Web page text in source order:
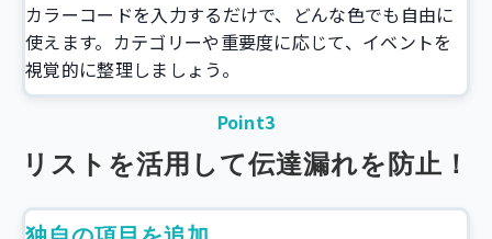
カラーコードを入力するだけで、どんな色でも自由に
使えます。カテゴリーや重要度に応じて、イベントを
視覚的に整理しましょう。
Point3
リストを活用して伝達漏れを防止！